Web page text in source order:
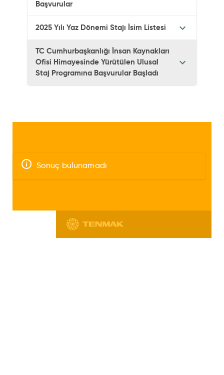
Sonuç bulunamadı
Başvurular
2025 Yılı Yaz Dönemi Stajı İsim Listesi
TC Cumhurbaşkanlığı İnsan Kaynakları
Ofisi Himayesinde Yürütülen Ulusal
Staj Programına Başvurular Başladı